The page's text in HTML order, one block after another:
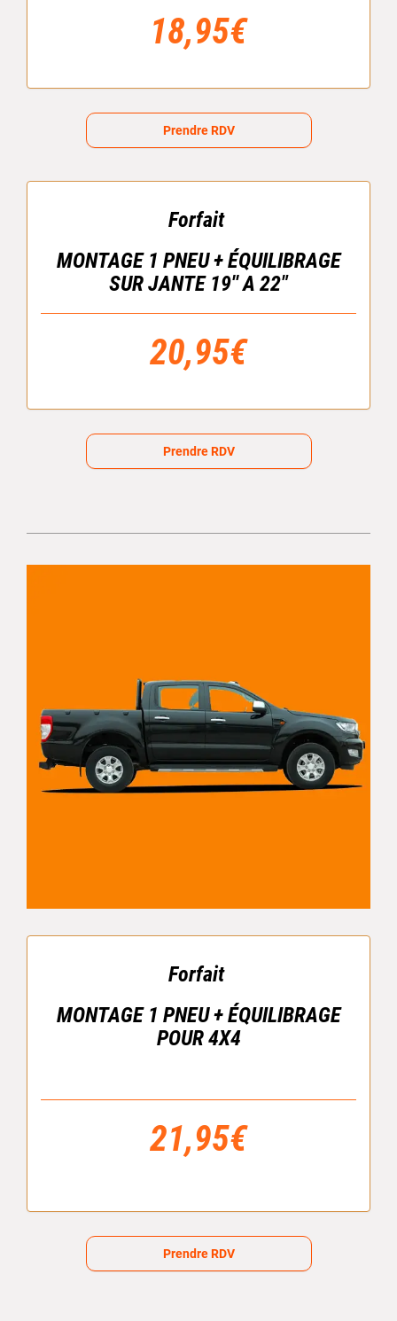
18,95€
Prendre RDV
Forfait
MONTAGE 1 PNEU + ÉQUILIBRAGE
SUR JANTE 19'' A 22"
20,95€
Prendre RDV
Forfait
MONTAGE 1 PNEU + ÉQUILIBRAGE
POUR 4X4
21,95€
Prendre RDV